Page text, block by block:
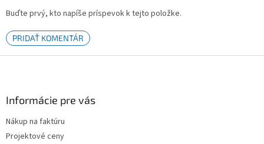
Buďte prvý, kto napíše príspevok k tejto položke.
PRIDAŤ KOMENTÁR
Informácie pre vás
Nákup na faktúru
Projektové ceny